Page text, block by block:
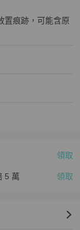
微壓痕。
置痕跡，可能含原
領取
5 萬 領取